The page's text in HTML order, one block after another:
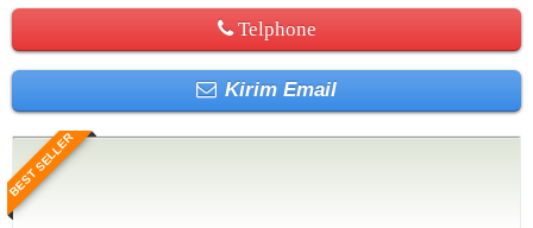
Telphone
Kirim Email
BEST SELLER